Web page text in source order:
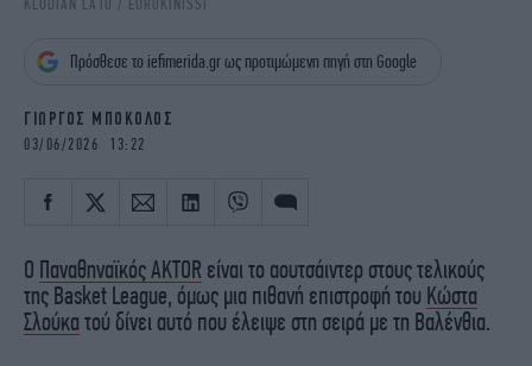
iBOOKS
OSCARS
NEWSLETTER
KLODIAN LATO / EUROKINISSI
Πρόσθεσε το iefimerida.gr ως προτιμώμενη πηγή στη Google
ΓΙΩΡΓΟΣ ΜΠΟΚΟΛΟΣ
03/06/2026 13:22
Ο Παναθηναϊκός AKTOR είναι το αουτσάιντερ στους τελικούς
της Basket League, όμως μια πιθανή επιστροφή του Κώστα
Σλούκα τού δίνει αυτό που έλειψε στη σειρά με τη Βαλένθια.